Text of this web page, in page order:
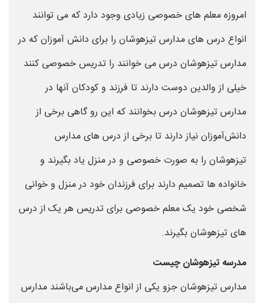
امروزه معلم های خصوصی زیادی وجود دارد که می توانند
انواع درس های مدارس تیزهوشان را برای دانش آموزان که در
مدارس تیزهوشان درس می خوانند را تدریس خصوصی کنند
خیلی از والدین دوست دارند تا فرزند و کودکان آنها در
مدارس تیزهوشان درس بخوانند که این رو گاهی برخی از
دانش‌آموزان نیاز دارند تا برخی از درس های مدارس
تیزهوشان را به صورت خصوصی و در منزل یاد بگیرند و
خانواده ها تصمیم دارند برای فرزندان خود در منزل و خوانی
شخصی خود یک معلم خصوصی برای تدریس هر یک از درس
های تیزهوشان بگیرند.
مدرسه تیزهوشان چیست
مدارس تیزهوشان جزو یکی از انواع مدارس می‌باشند مدارس